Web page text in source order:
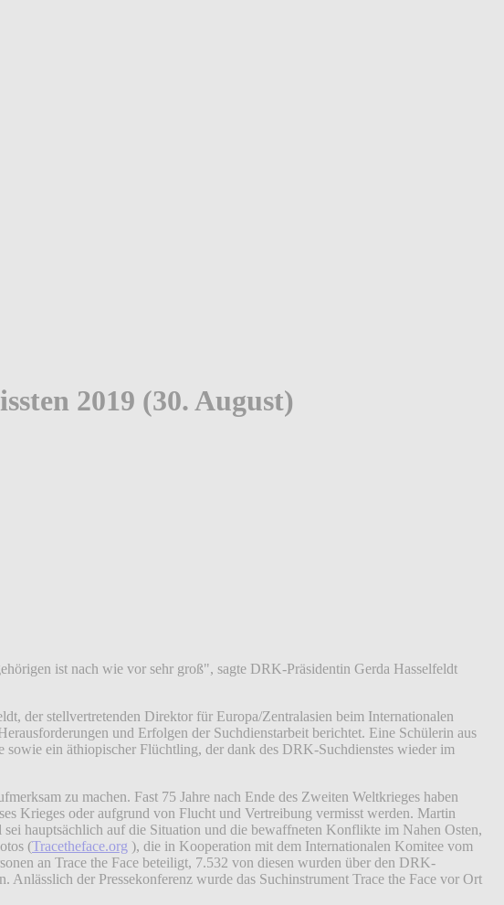
2019 (30. August)
ist nach wie vor sehr groß", sagte DRK-Präsidentin Gerda Hasselfeldt
der stellvertretenden Direktor für Europa/Zentralasien beim Internationalen
und Erfolgen der Suchdienstarbeit berichtet. Eine Schülerin aus
ein äthiopischer Flüchtling, der dank des DRK-Suchdienstes wieder im
zu machen. Fast 75 Jahre nach Ende des Zweiten Weltkrieges haben
Krieges oder aufgrund von Flucht und Vertreibung vermisst werden. Martin
hauptsächlich auf die Situation und die bewaffneten Konflikte im Nahen Osten,
(Tracetheface.org ), die in Kooperation mit dem Internationalen Komitee vom
an Trace the Face beteiligt, 7.532 von diesen wurden über den DRK-
der Pressekonferenz wurde das Suchinstrument Trace the Face vor Ort